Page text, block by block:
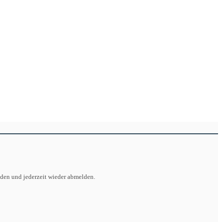
und jederzeit wieder abmelden.